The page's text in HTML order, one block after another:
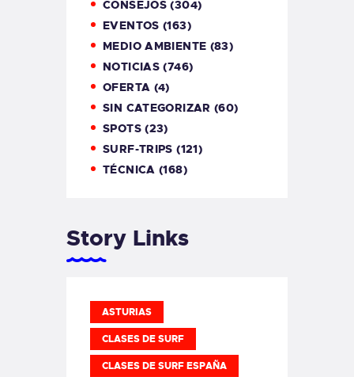
CONSEJOS (304)
EVENTOS (163)
MEDIO AMBIENTE (83)
NOTICIAS (746)
OFERTA (4)
SIN CATEGORIZAR (60)
SPOTS(23)
SURF-TRIPS (121)
TÉCNICA (168)
Story Links
ASTURIAS
CLASES DE SURF
CLASES DE SURF ESPAÑA